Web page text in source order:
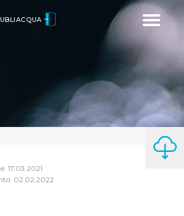
Toggle
17.03.2021
02.02.2022